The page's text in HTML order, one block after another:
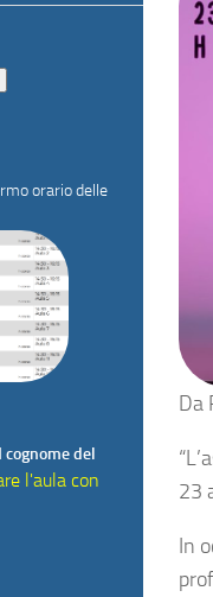
Da
23
In
orario delle
cognome del
l'aula con